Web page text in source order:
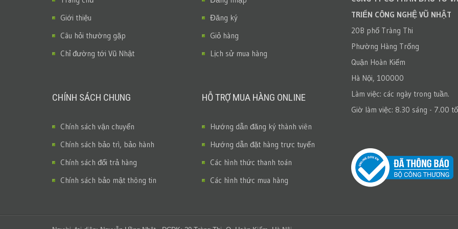
Giới thiệu
Câu hỏi thường gặp
Chỉ đường tới Vũ Nhật
CHÍNH SÁCH CHUNG
Chính sách vận chuyển
Chính sách bảo trì, bảo hành
Chính sách đổi trả hàng
Chính sách bảo mật thông tin
Đăng ký
Giỏ hàng
Lịch sử mua hàng
HỖ TRỢ MUA HÀNG ONLINE
Hướng dẫn đăng ký thành viên
Hướng dẫn đặt hàng trực tuyến
Các hình thức thanh toán
Các hình thức mua hàng
TRIỂN CÔNG NGHỆ VŨ NHẬT
20B phố Tràng Thi
Phường Hàng Trống
Quận Hoàn Kiếm
Hà Nội, 100000
Làm việc: các ngày trong tuần.
Giờ làm việc: 8.30 sáng - 7.00